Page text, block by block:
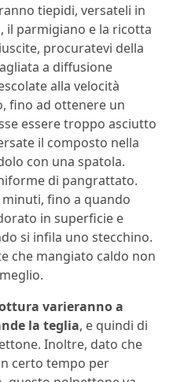
tiepidi, versateli in
il parmigiano e la ricotta
procuratevi della
a diffusione
alla velocità
fino ad ottenere un
essere troppo asciutto
il composto nella
con una spatola.
di pangrattato.
fino a quando
in superficie e
si infila uno stecchino.
che mangiato caldo non
varieranno a
la teglia, e quindi di
Inoltre, dato che
certo tempo per